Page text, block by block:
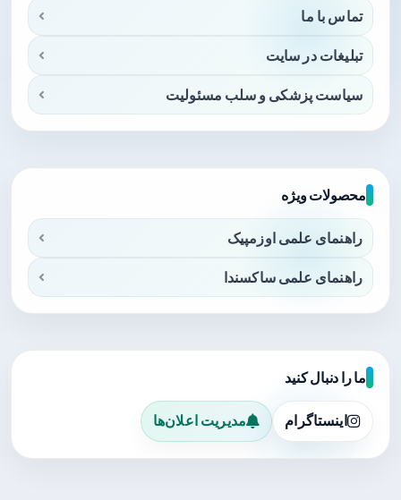
تماس با ما
تبلیغات در سایت
سیاست پزشکی و سلب مسئولیت
محصولات ویژه
راهنمای علمی اوزمپیک
راهنمای علمی ساکسندا
ما را دنبال کنید
اینستاگرام مدیریت اعلان‌ها